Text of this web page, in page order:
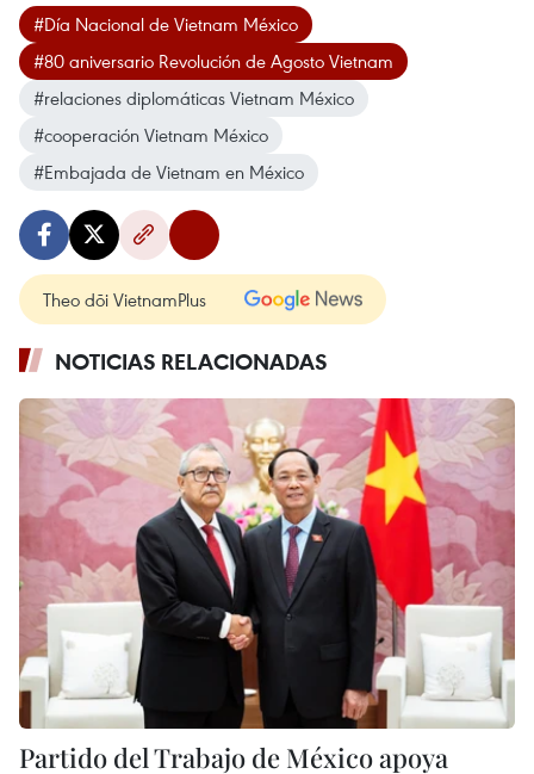
#Día Nacional de Vietnam México
#80 aniversario Revolución de Agosto Vietnam
#relaciones diplomáticas Vietnam México
#cooperación Vietnam México
#Embajada de Vietnam en México
Theo dõi VietnamPlus
NOTICIAS RELACIONADAS
Partido del Trabajo de México apoya